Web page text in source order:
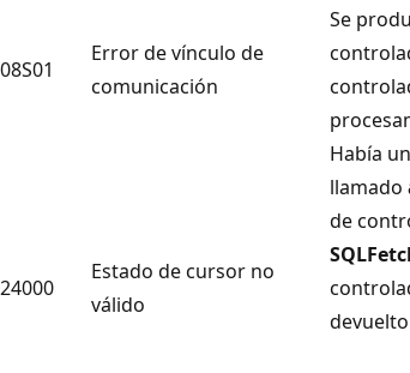
08S01
Error de vínculo de
comunicación
Se
24000
Estado de cursor no
válido
Había
llamado
de
devuelto